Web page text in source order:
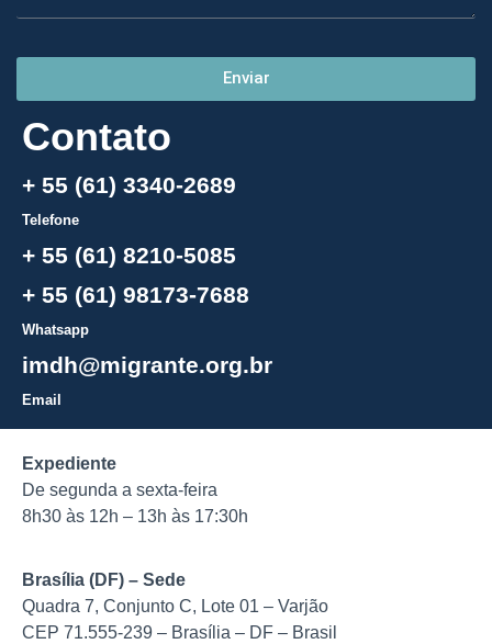
Enviar
Contato
+ 55 (61) 3340-2689
Telefone
+ 55 (61) 8210-5085
+ 55 (61) 98173-7688
Whatsapp
imdh@migrante.org.br
Email
Expediente
De segunda a sexta-feira
8h30 às 12h – 13h às 17:30h
Brasília (DF) – Sede
Quadra 7, Conjunto C, Lote 01 – Varjão
CEP 71.555-239 – Brasília – DF – Brasil